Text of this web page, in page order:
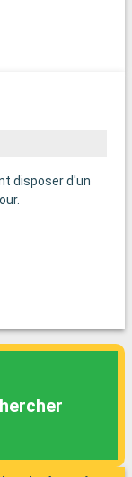
disposer d'un